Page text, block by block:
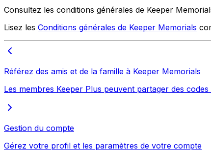
Consultez les conditions générales de Keeper
Lisez les Conditions générales de Keeper Memorials
Référez des amis et de la famille à Keeper Memorials
Les membres Keeper Plus peuvent partager des
Gestion du compte
Gérez votre profil et les paramètres de votre compte